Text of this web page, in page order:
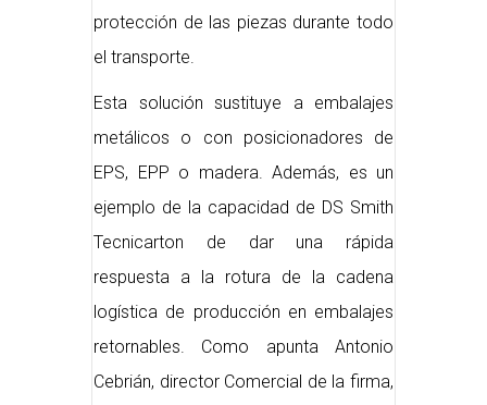
protección de las piezas durante todo
el transporte.
Esta solución sustituye a embalajes
metálicos o con posicionadores de
EPS, EPP o madera. Además, es un
ejemplo de la capacidad de DS Smith
Tecnicarton de dar una rápida
respuesta a la rotura de la cadena
logística de producción en embalajes
retornables. Como apunta Antonio
Cebrián, director Comercial de la firma,